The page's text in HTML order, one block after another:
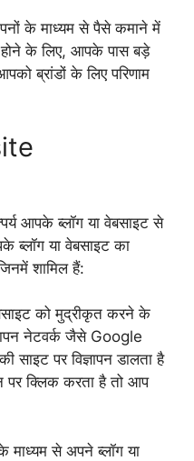
के माध्यम से पैसे कमाने में
के लिए, आपके पास बड़े
ब्रांडों के लिए परिणाम
आपके ब्लॉग या वेबसाइट से
ब्लॉग या वेबसाइट का
शामिल हैं:
को मुद्रीकृत करने के
नेटवर्क जैसे Google
पर विज्ञापन डालता है
पर क्लिक करता है तो आप
के माध्यम से अपने ब्लॉग या